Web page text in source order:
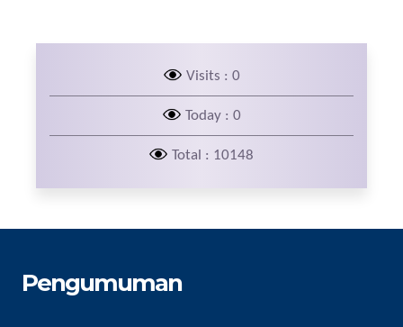
Visits : 0
Today : 0
Total : 10148
Pengumuman